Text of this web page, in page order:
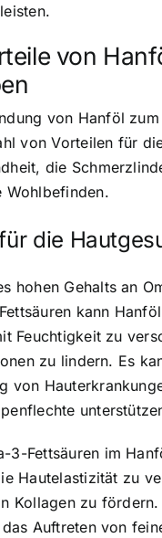
von
von Hanföl
von Vorteilen für
die
Wohlbefinden.
die
hohen Gehalts an
kann
Feuchtigkeit zu
zu lindern. Es
von
3-Fettsäuren im
Hautelastizität zu
Kollagen zu
Auftreten von